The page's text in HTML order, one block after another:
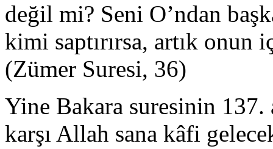
değil mi? Seni O’ndan
kimi saptırırsa, artık
(Zümer Suresi, 36)
Yine Bakara suresinin
karşı Allah sana kâfi